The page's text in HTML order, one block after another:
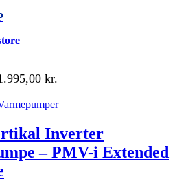
kr.
til
Inverter
– PMV-i Extended